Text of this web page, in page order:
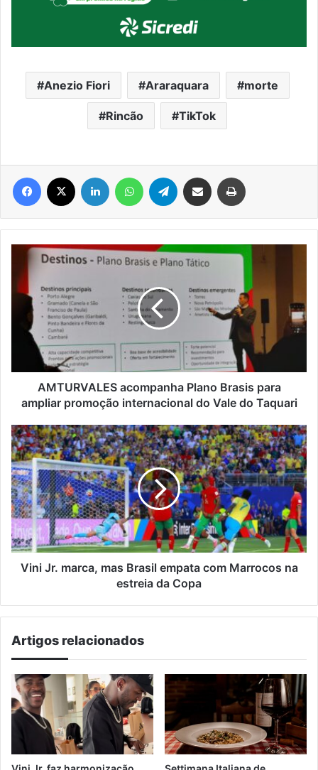
Anezio Fiori Araraquara morte
Rincão TikTok
Facebook Linkedin WhatsAppTelegram Compartilhar via e-mail
AMTURVALES
acompanha
Plano
Brasis
ampliar
promoção
internacional
do
AMTURVALES acompanha Plano Brasis para
ampliar promoção internacional do Vale do Taquari
Vini
Jr.
marca,
mas
Brasil
empata
com
Marrocos
na
estreia
Vini Jr. marca, mas Brasil empata com Marrocos na
estreia da Copa
Artigos relacionados